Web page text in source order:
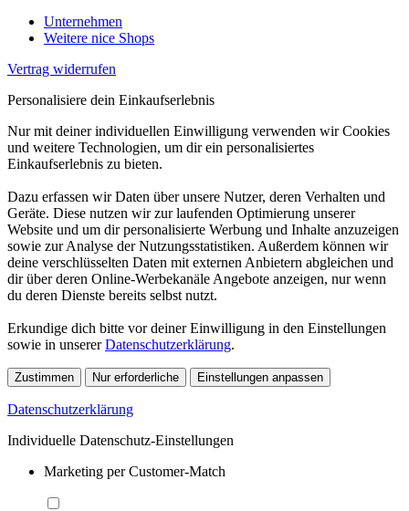
Unternehmen
Weitere nice Shops
Vertrag widerrufen
Personalisiere dein Einkaufserlebnis
Nur mit deiner individuellen Einwilligung verwenden wir Cookies
und weitere Technologien, um dir ein personalisiertes
Einkaufserlebnis zu bieten.
Dazu erfassen wir Daten über unsere Nutzer, deren Verhalten und
Geräte. Diese nutzen wir zur laufenden Optimierung unserer
Website und um dir personalisierte Werbung und Inhalte anzuzeigen
sowie zur Analyse der Nutzungsstatistiken. Außerdem können wir
deine verschlüsselten Daten mit externen Anbietern abgleichen und
dir über deren Online-Werbekanäle Angebote anzeigen, nur wenn
du deren Dienste bereits selbst nutzt.
Erkundige dich bitte vor deiner Einwilligung in den Einstellungen
sowie in unsererDatenschutzerklärung.
Zustimmen Nur erforderliche Einstellungen anpassen
Datenschutzerklärung
Individuelle Datenschutz-Einstellungen
Marketing per Customer-Match